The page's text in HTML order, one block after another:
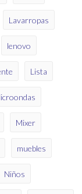
Lavarropas
lenovo
Lista
Mixer
muebles
Niños